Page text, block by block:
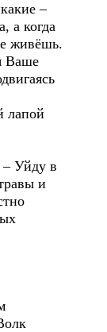
–
а когда
живёшь.
Ваше
лапой
– Уйду в
и